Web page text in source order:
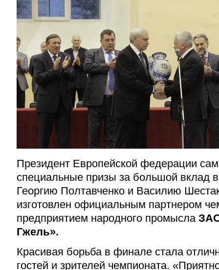
Президент Европейской федерации
специальные призы за большой вклад
Георгию Полтавченко и Василию
изготовлен официальным партнером
предприятием народного промысла
Гжель».
Красивая борьба в финале стала
гоcтей и зрителей чемпионата.